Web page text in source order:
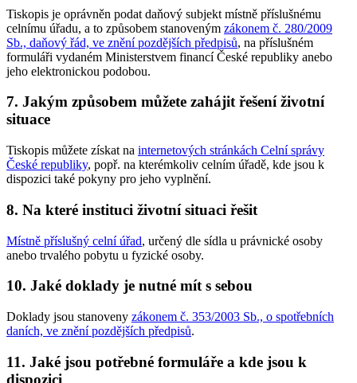
Tiskopis je oprávněn podat daňový subjekt místně příslušnému
celnímu úřadu, a to způsobem stanoveným zákonem č. 280/2009
Sb., daňový řád, ve znění pozdějších předpisů, na příslušném
formuláři vydaném Ministerstvem financí České republiky anebo
jeho elektronickou podobou.
7. Jakým způsobem můžete zahájit řešení životní
situace
Tiskopis můžete získat na internetových stránkách Celní správy
České republiky, popř. na kterémkoliv celním úřadě, kde jsou k
dispozici také pokyny pro jeho vyplnění.
8. Na které instituci životní situaci řešit
Místně příslušný celní úřad, určený dle sídla u právnické osoby
anebo trvalého pobytu u fyzické osoby.
10. Jaké doklady je nutné mít s sebou
Doklady jsou stanoveny zákonem č. 353/2003 Sb., o spotřebních
daních, ve znění pozdějších předpisů.
11. Jaké jsou potřebné formuláře a kde jsou k
dispozici